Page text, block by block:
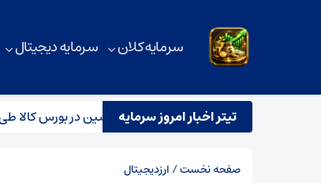
سرمایه کلان سرمایه دیجیتال
تیتر اخبار امروز سرمایه
صفحه نخست/ ارزدیجیتال